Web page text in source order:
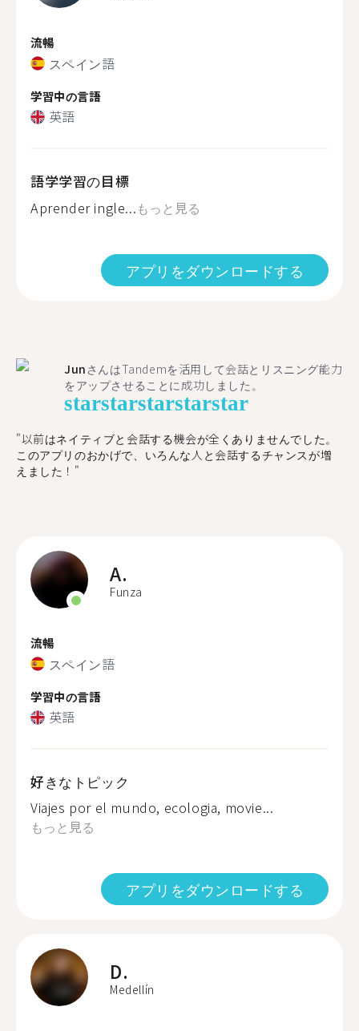
流暢
スペイン語
学習中の言語
英語
語学学習の目標
Aprender ingle...もっと見る
アプリをダウンロードする
Jun さんはTandemを活用して会話とリスニング能力
をアップさせることに成功しました。
starstarstarstarstar
"以前はネイティブと会話する機会が全くありませんでした。
このアプリのおかげで、いろんな人と会話するチャンスが増
えました！"
A.
Funza
流暢
スペイン語
学習中の言語
英語
好きなトピック
Viajes por el mundo, ecologia, movie...
もっと見る
アプリをダウンロードする
D.
Medellín